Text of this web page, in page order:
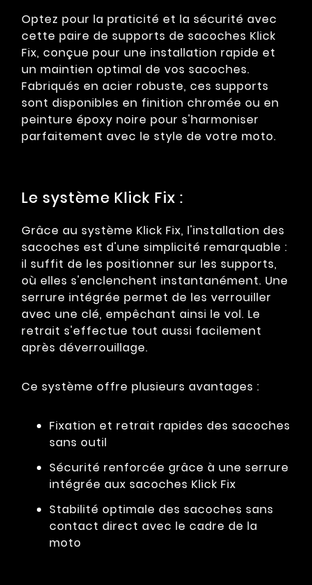
Optez pour la praticité et la sécurité avec
cette paire de supports de sacoches Klick
Fix, conçue pour une installation rapide et
un maintien optimal de vos sacoches.
Fabriqués en acier robuste, ces supports
sont disponibles en finition chromée ou en
peinture époxy noire pour s'harmoniser
parfaitement avec le style de votre moto.
Le système Klick Fix :
Grâce au système Klick Fix, l'installation des
sacoches est d'une simplicité remarquable :
il suffit de les positionner sur les supports,
où elles s'enclenchent instantanément. Une
serrure intégrée permet de les verrouiller
avec une clé, empêchant ainsi le vol. Le
retrait s'effectue tout aussi facilement
après déverrouillage.
Ce système offre plusieurs avantages :
Fixation et retrait rapides des sacoches
sans outil
Sécurité renforcée grâce à une serrure
intégrée aux sacoches Klick Fix
Stabilité optimale des sacoches sans
contact direct avec le cadre de la
moto